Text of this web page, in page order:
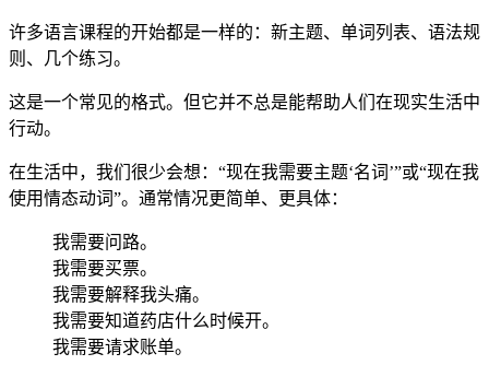
许多语言课程的开始都是一样的：新主题、单词列表、语法规
则、几个练习。
这是一个常见的格式。但它并不总是能帮助人们在现实生活中
行动。
在生活中，我们很少会想：“现在我需要主题‘名词’”或“现在我
使用情态动词”。通常情况更简单、更具体：
我需要问路。
我需要买票。
我需要解释我头痛。
我需要知道药店什么时候开。
我需要请求账单。